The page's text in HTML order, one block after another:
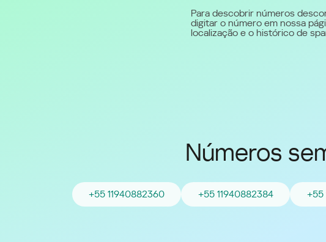
Para descobrir números
digitar o número em nossa
localização e o histórico de
Números
+55 11940882360 +55 11940882384 +55